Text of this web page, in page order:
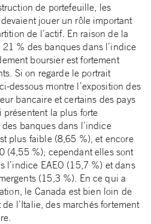
de portefeuille, les
jouer un rôle important
de l’actif. En raison de la
% des banques dans l’indice
boursier est fortement
Si on regarde le portrait
dessous montre l’exposition des
bancaire et certains des pays
présentent la plus forte
banques dans l’indice
plus faible (8,65 %), et encore
(4,55 %); cependant elles sont
l’indice EAEO (15,7 %) et dans
(15,3 %). En ce qui a
le Canada est bien loin de
de l’Italie, des marchés fortement